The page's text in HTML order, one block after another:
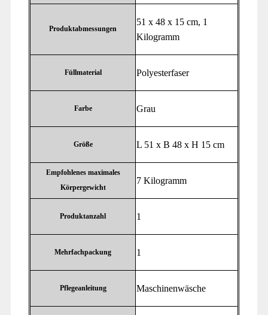
Produktabmessungen
‎51 x 48 x 15 cm, 1
Kilogramm
Füllmaterial ‎Polyesterfaser
Farbe ‎Grau
Größe ‎L 51 x B 48 x H 15 cm
Empfohlenes maximales
Körpergewicht
‎7 Kilogramm
Produktanzahl ‎1
Mehrfachpackung ‎1
Pflegeanleitung ‎Maschinenwäsche